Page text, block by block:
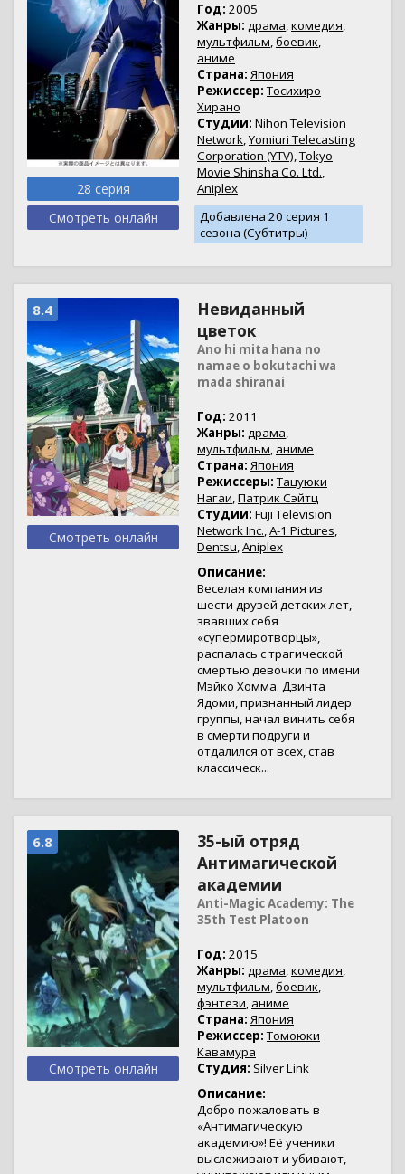
28 серия
Смотреть онлайн
Год: 2005
Жанры: драма,комедия,
мультфильм,боевик,
аниме
Страна: Япония
Режиссер: Тосихиро
Хирано
Студии: Nihon Television
Network,Yomiuri Telecasting
Corporation (YTV),Tokyo
Movie Shinsha Co. Ltd.,
Aniplex
Добавлена 20 серия 1
сезона (Субтитры)
8.4
Смотреть онлайн
Невиданный
цветок
Ano hi mita hana no
namae o bokutachi wa
mada shiranai
Год: 2011
Жанры: драма,
мультфильм, аниме
Страна: Япония
Режиссеры: Тацуюки
Нагаи,Патрик Сэйтц
Студии: Fuji Television
Network Inc.,A-1 Pictures,
Dentsu,Aniplex
Описание:
Веселая компания из
шести друзей детских лет,
звавших себя
«супермиротворцы»,
распалась с трагической
смертью девочки по имени
Мэйко Хомма. Дзинта
Ядоми, признанный лидер
группы, начал винить себя
в смерти подруги и
отдалился от всех, став
классическ...
6.8
Смотреть онлайн
35-ый отряд
Антимагической
академии
Anti-Magic Academy: The
35th Test Platoon
Год: 2015
Жанры: драма,комедия,
мультфильм,боевик,
фэнтези, аниме
Страна: Япония
Режиссер: Томоюки
Кавамура
Студия: Silver Link
Описание:
Добро пожаловать в
«Антимагическую
академию»! Её ученики
выслеживают и убивают,